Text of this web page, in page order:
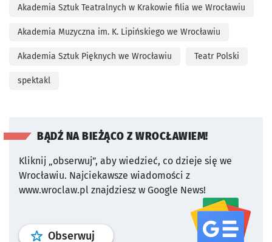
Akademia Sztuk Teatralnych w Krakowie filia we Wrocławiu
Akademia Muzyczna im. K. Lipińskiego we Wrocławiu
Akademia Sztuk Pięknych we Wrocławiu Teatr Polski
spektakl
BĄDŹ NA BIEŻĄCO Z WROCŁAWIEM!
Kliknij „obserwuj”, aby wiedzieć, co dzieje się we
Wrocławiu. Najciekawsze wiadomości z
www.wroclaw.pl znajdziesz w Google News!
Obserwuj profil serwisu